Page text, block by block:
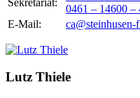
Sekretariat:
0461 – 14600 –
E-Mail:
ca@steinhusen-
Lutz Thiele